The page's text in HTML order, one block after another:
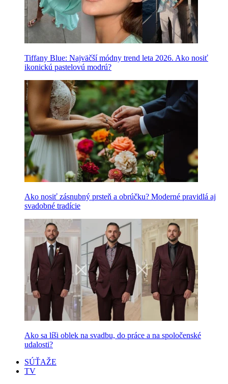
Tiffany Blue: Najväčší módny trend leta 2026. Ako nosiť
ikonickú pastelovú modrú?
Ako nosiť zásnubný prsteň a obrúčku? Moderné pravidlá aj
svadobné tradície
Ako sa líši oblek na svadbu, do práce a na spoločenské
udalosti?
SÚŤAŽE
TV